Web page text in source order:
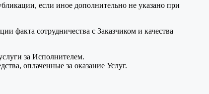
если иное дополнительно не указано при
факта сотрудничества с Заказчиком и качества
за Исполнителем.
оплаченные за оказание Услуг.